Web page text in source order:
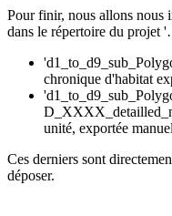
Pour finir, nous allons nous
dans le répertoire du
chronique d'habitat
unité, exportée
Ces derniers sont
déposer.